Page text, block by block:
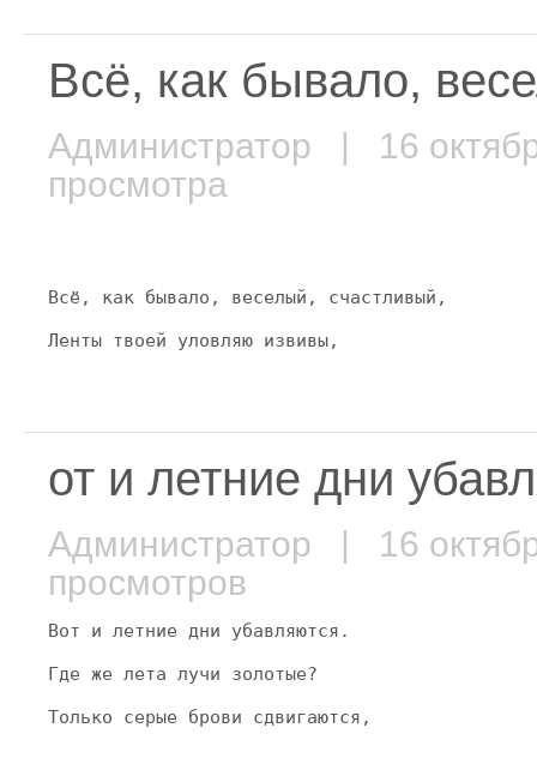
Всё, как бывало,
Администратор | 16
просмотра
Всё, как бывало, веселый, счастливый,
Ленты твоей уловляю извивы,
от и летние дни
Администратор | 16
просмотров
Вот и летние дни убавляются.
Где же лета лучи золотые?
Только серые брови сдвигаются,